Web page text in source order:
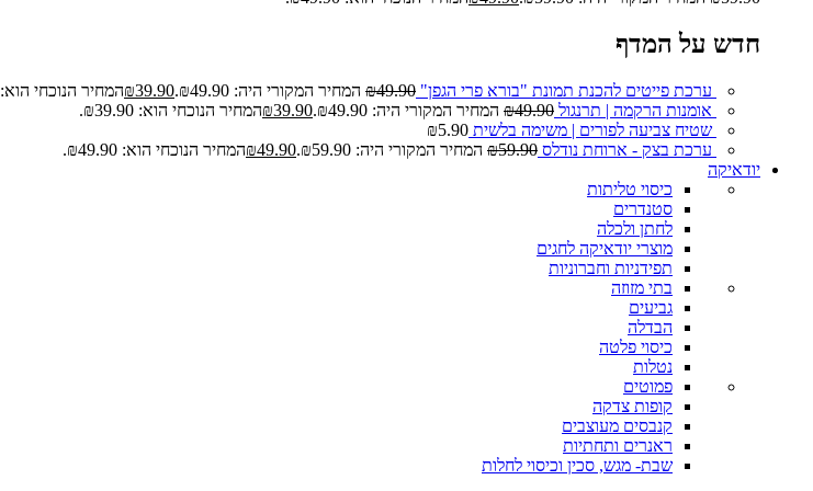
חדש על המדף
ערכת פייטים להכנת תמונת "בורא פרי הגפן" ₪49.90 המחיר המקורי היה: ₪49.90. ₪39.90
המחיר הנוכחי הוא: ₪39.90.
אומנות הרקמה | תרנגול
₪49.90 המחיר המקורי היה: ₪49.90. ₪39.90
המחיר הנוכחי הוא: ₪39.90.
שטיח צביעה לפורים | משימה בלשית
₪5.90
ערכת בצק - ארוחת נודלס
₪59.90 המחיר המקורי היה: ₪59.90. ₪49.90
המחיר הנוכחי הוא: ₪49.90.
יודאיקה
כיסוי טליתות
סטנדרים
לחתן ולכלה
מוצרי יודאיקה לחגים
תפידניות וחברוניות
בתי מזוזה
גביעים
הבדלה
כיסוי פלטה
נטלות
פמוטים
קופות צדקה
קנבסים מעוצבים
ראנרים ותחתיות
שבת- מגש, סכין וכיסוי לחלות